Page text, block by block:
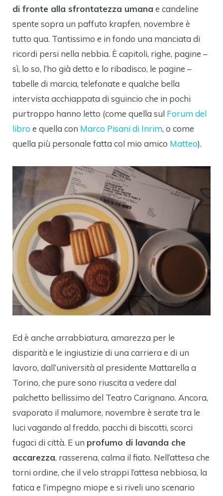
di fronte alla sfrontatezza umana e candeline
spente sopra un paffuto krapfen, novembre è
tutto qua. Tantissimo e in fondo una manciata di
ricordi persi nella nebbia. È capitoli, righe, pagine –
sì, lo so, l’ho già detto e lo ribadisco, le pagine –
tabelle di marcia, telefonate e qualche bella
intervista acchiappata di sguincio che in pochi
purtroppo hanno letto (come quella sul Forum del
libro e quella con Marco Pisani di Inrim, o come
quella più personale fatta col mio amico Matteo).
Ed è anche arrabbiatura, amarezza per le
disparità e le ingiustizie di una carriera e di un
lavoro, dall’università al presidente Mattarella a
Torino, che pure sono riuscita a vedere dal
palchetto bellissimo del Teatro Carignano. Ancora,
svaporato il malumore, novembre è serate tra le
luci vagando al freddo, pacchi di biscotti, scorci
fugaci di città. E un profumo di lavanda che
accarezza, rasserena, calma il fiato. Nell’attesa che
torni ordine, che il velo strappi l’attesa nebbiosa, la
fatica e l’impegno miope e si riveli uno scenario